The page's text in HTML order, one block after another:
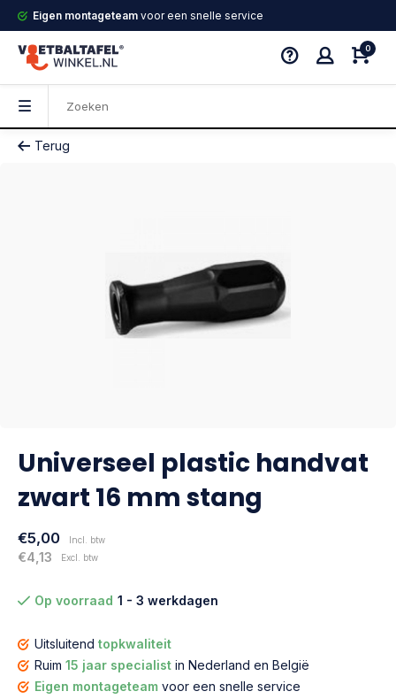
Eigen montageteam voor een snelle service
0
Terug
Universeel plastic handvat
zwart 16 mm stang
€5,00 Incl. btw
€4,13 Excl. btw
Op voorraad 1 - 3 werkdagen
Uitsluitend topkwaliteit
Ruim 15 jaar specialist in Nederland en België
Eigen montageteam voor een snelle service